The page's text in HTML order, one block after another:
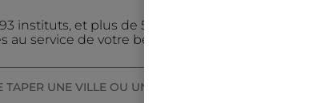
instituts, et plus de 500 conseillères
au service de votre beauté.